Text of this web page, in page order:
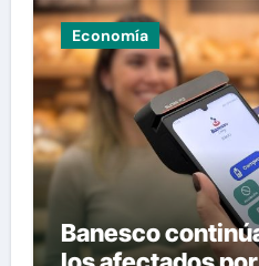
familiares en
Economía
Banesco